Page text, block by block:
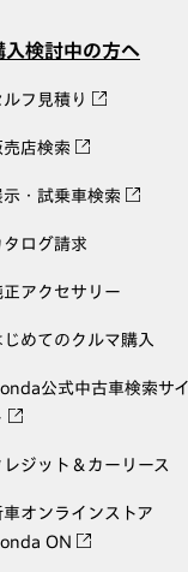
入検討中の方へ
ルフ見積り
売店検索
示・試乗車検索
タログ請求
正アクセサリー
じめてのクルマ購入
公式中古車検索サイ
レジット＆カーリース
車オンラインストア
ON